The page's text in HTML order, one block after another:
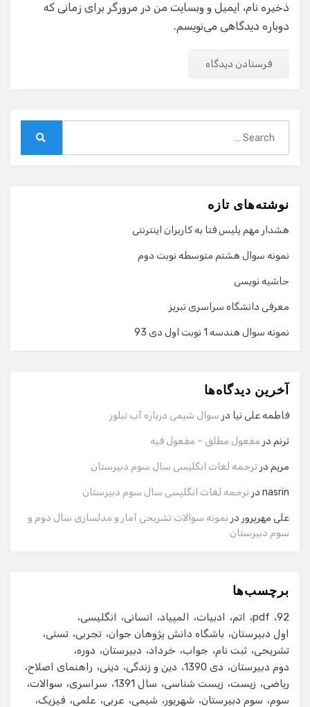
ذخیره نام، ایمیل و وبسایت من در مرورگر برای زمانی که
دوباره دیدگاهی می‌نویسم.
نوشته‌های تازه
هشدار مهم پلیس فتا به کاربران اینترنتی
نمونه سوال هشتم متوسطه نوبت دوم
حاشیه نویسی
معرفی دانشگاه سراسری تبریز
نمونه سوال هندسه 1 نوبت اول دی 93
آخرین دیدگاه‌ها
فاطمه علی نیا در سوال شیمی درباره آب تبلور
ترنم در مفعول مطلق – مفعول فیه
مریم در ترجمه لغات انگلیسی سال سوم دبیرستان
nasrin در ترجمه لغات انگلیسی سال سوم دبیرستان
علی مهرپرور در نمونه سوالات تشریحی آمار و مدلسازی سال دوم و
سوم دبیرستان
برچسب‌ها
92
pdf اتم ادبیات المپیاد انسانی
انگلیسی
اول دبیرستان
باشگاه دانش پژوهان جوان تجربی تستی
تشریحی ثبت نام جواب خرداد دبیرستان
دوره
دوم دبیرستان
دی 1390 دین و زندگی دینی
راهنمای اصلاح
ریاضی
زیست زیست شناسی سال 1391 سراسری
سوالات
سوم
سوم دبیرستان شهریور شیمی عربی علمی فیزیک
گفت‌وگو با دستیار هوشمند
سلام! برای شروع گفت‌وگو لطفاً شماره تماس یا ایمیل خود را
وارد کنید.
ایمیل